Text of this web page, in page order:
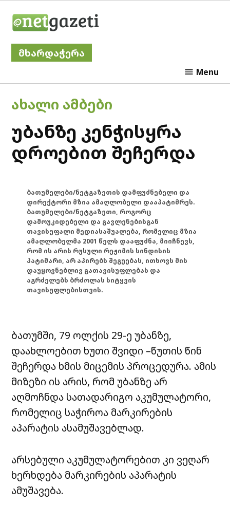
მხარდაჭერა
Menu
POSTED
IN
ᲐᲮᲐᲚᲘ ᲐᲛᲑᲔᲑᲘ
უბანზე კენჭისყრა
დროებით შეჩერდა
ბათუმელები/ნეტგაზეთის დამფუძნებელი და
დირექტორი მზია ამაღლობელი დააპატიმრეს.
ბათუმელები/ნეტგაზეთი, როგორც
დამოუკიდებელი და გავლენებისგან
თავისუფალი მედიასაშუალება, რომელიც მზია
ამაღლობელმა 2001 წელს დააფუძნა, მიიჩნევს,
რომ ის არის რუსული რეჟიმის სინდისის
პატიმარი, არ აპირებს შეგუებას, ითხოვს მის
დაუყოვნებლივ გათავისუფლებას და
აგრძელებს ბრძოლას სიტყვის
თავისუფლებისთვის.
ბათუმში, 79 ოლქის 29-ე უბანზე,
დაახლოებით ხუთი შვიდი –წუთის წინ
შეჩერდა ხმის მიცემის პროცედურა. ამის
მიზეზი ის არის, რომ უბანზე არ
აღმოჩნდა სათადარიგო აკუმულატორი,
რომელიც საჭიროა მარკირების
აპარატის ასამუშავებლად.
არსებული აკუმულატორებით კი ვეღარ
ხერხდება მარკირების აპარატის
ამუშავება.